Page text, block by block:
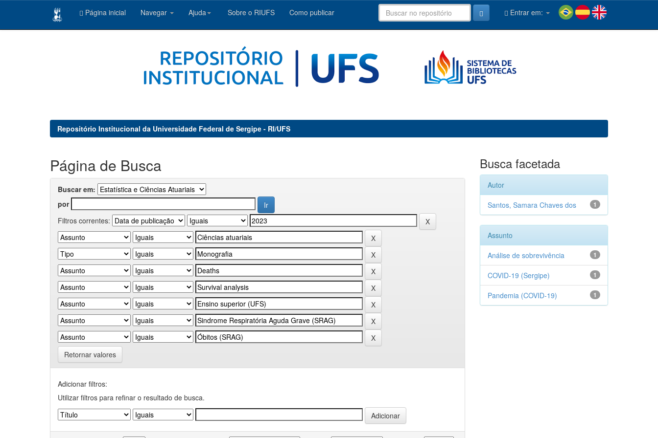
Página inicial Navegar Ajuda Sobre o RIUFS Como publicar Entrar em:
Repositório Institucional da Universidade Federal de Sergipe - RI/UFS
Página de Busca
Buscar em:
por
Filtros correntes:
Retornar valores
Adicionar filtros:
Utilizar filtros para refinar o resultado de busca.
Busca facetada
Autor
1
Santos, Samara Chaves dos
Assunto
1
Análise de sobrevivência
1
COVID-19 (Sergipe)
1
Pandemia (COVID-19)